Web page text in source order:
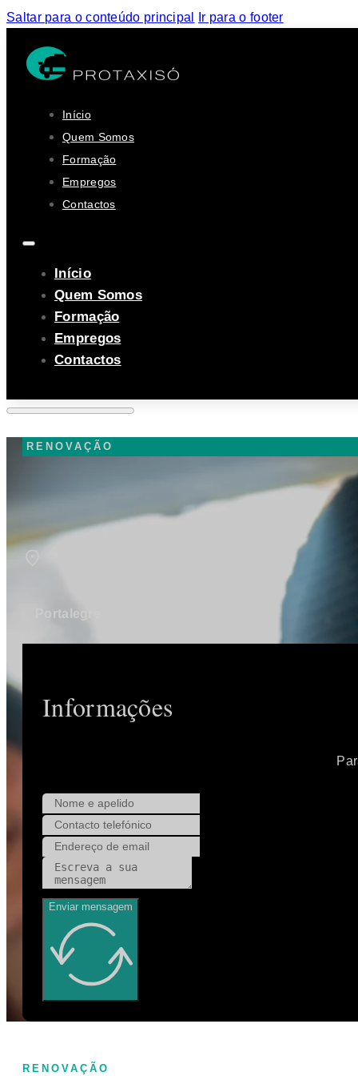
Saltar para o conteúdo principal Ir para o footer
Início
Quem Somos
Formação
Empregos
Contactos
Início
Quem Somos
Formação
Empregos
Contactos
RENOVAÇÃO
Portalegre
Informações
Enviar mensagem
RENOVAÇÃO